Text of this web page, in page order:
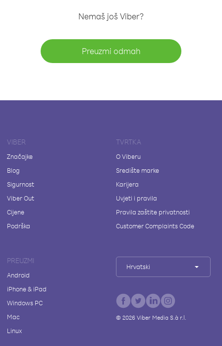
Nemaš još Viber?
Preuzmi odmah
VIBER
Značajke
Blog
Sigurnost
Viber Out
Cijene
Podrška
TVRTKA
O Viberu
Središte marke
Karijera
Uvjeti i pravila
Pravila zaštite privatnosti
Customer Complaints Code
PREUZMI
Android
iPhone & iPad
Windows PC
Mac
Linux
Hrvatski
© 2026Viber Media S.à r.l.